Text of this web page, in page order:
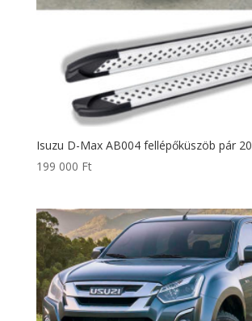
Isuzu D-Max AB004 fellépőküszöb pár
199 000 Ft